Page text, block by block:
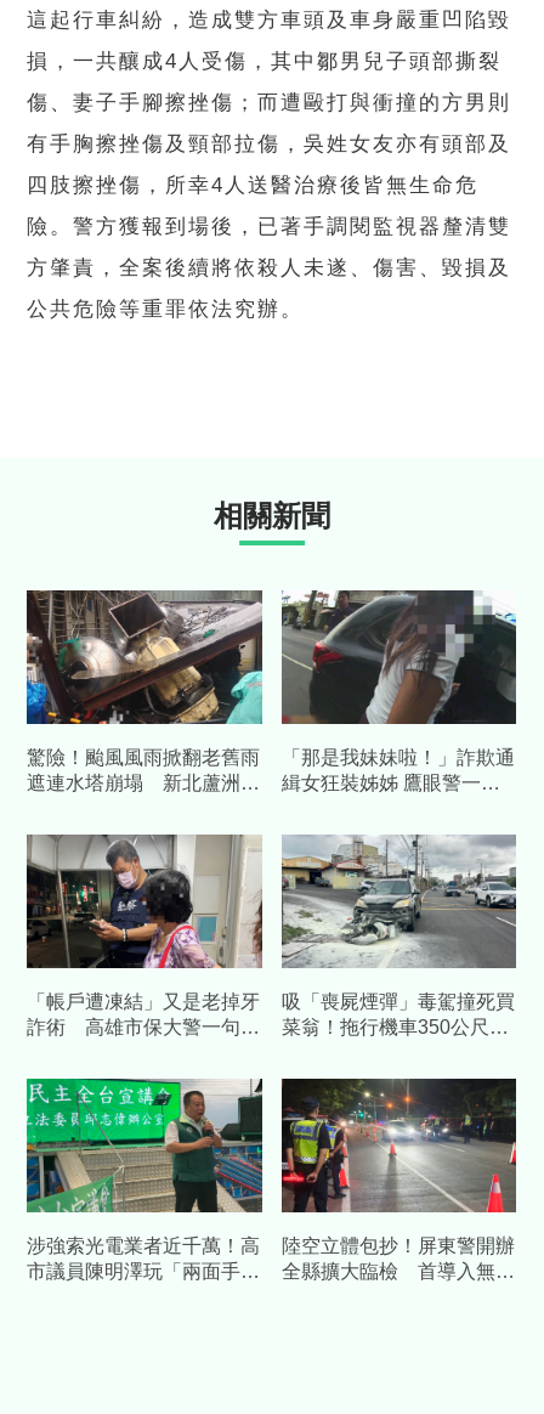
這起行車糾紛，造成雙方車頭及車身嚴重凹陷毀
損，一共釀成4人受傷，其中鄒男兒子頭部撕裂
傷、妻子手腳擦挫傷；而遭毆打與衝撞的方男則
有手胸擦挫傷及頸部拉傷，吳姓女友亦有頭部及
四肢擦挫傷，所幸4人送醫治療後皆無生命危
險。警方獲報到場後，已著手調閱監視器釐清雙
方肇責，全案後續將依殺人未遂、傷害、毀損及
公共危險等重罪依法究辦。
相關新聞
驚險！颱風風雨掀翻老舊雨
遮連水塔崩塌 新北蘆洲5
「那是我妹妹啦！」詐欺通
緝女狂裝姊姊 鷹眼警一句
「帳戶遭凍結」又是老掉牙
詐術 高雄市保大警一句話
吸「喪屍煙彈」毒駕撞死買
菜翁！拖行機車350公尺起
涉強索光電業者近千萬！高
市議員陳明澤玩「兩面手
陸空立體包抄！屏東警開辦
全縣擴大臨檢 首導入無人